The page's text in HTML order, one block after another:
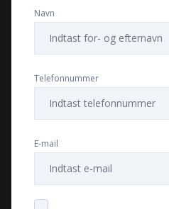
Musikstreaming via
Nøglefri betjening
Parkeringssensor
Service OK
Navn
Telefonnummer
E-mail